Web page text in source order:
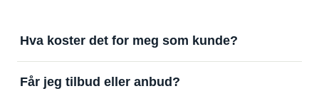
Hva koster det for meg som kunde?
å motta svar. Tjenesten finansieres av
Får jeg tilbud eller anbud?